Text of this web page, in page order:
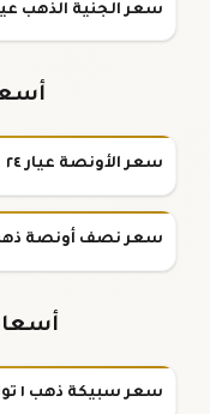
سعر الجنية الذهب عيار
سعر الأونصة عيار ٢٤
سعر نصف أونصة ذهب
سعر سبيكة ذهب ١ تولة عيار ٢٤